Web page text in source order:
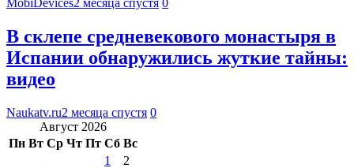
MobiDevices2 месяца спустя 0
В склепе средневекового монастыря в
Испании обнаружились жуткие тайны:
видео
Naukatv.ru2 месяца спустя 0
Август 2026
Пн Вт Ср Чт Пт Сб Вс
1
2